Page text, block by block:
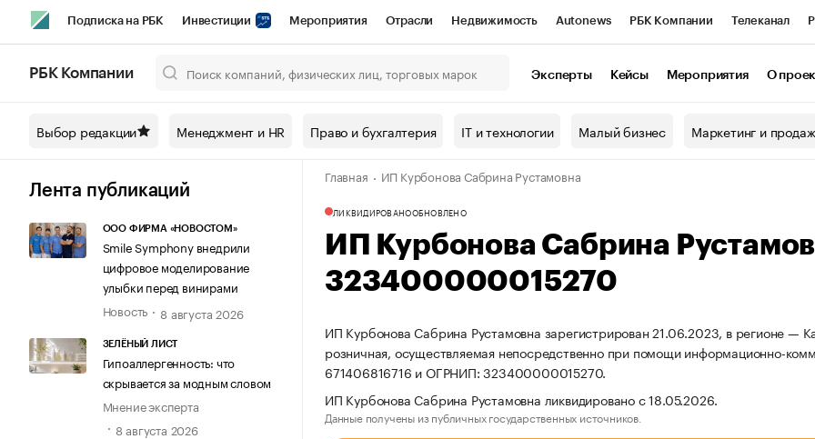
Подписка на РБК Инвестиции Мероприятия Отрасли Недвижимость Autonews РБК Компании Телеканал
Спецпроекты СПб Конференции СПб Спецпроекты Проверка контрагентов
Технологии и медиа Рынок наличной валюты
РБК Компании Эксперты Кейсы Мероприятия О
Выбор редакции Менеджмент и HR Право и бухгалтерия IT и технологии Малый бизнес Маркетинг и
Лента публикаций
ООО ФИРМА «НОВОСТОМ»
Smile Symphony внедрили
цифровое моделирование
улыбки перед винирами
Новость
8 августа 2026
ЗЕЛЁНЫЙ ЛИСТ
Гипоаллергенность: что
скрывается за модным словом
Мнение эксперта
8 августа 2026
Главная ИП Курбонова Сабрина Рустамовна
ЛИКВИДИРОВАНООБНОВЛЕНО
ИП Курбонова Сабрина
323400000015270
ИП Курбонова Сабрина Рустамовна зарегистрирован 21.06.2023, в регионе —
розничная, осуществляемая непосредственно при помощи информационно-
671406816716 и ОГРНИП: 323400000015270.
ИП Курбонова Сабрина Рустамовна ликвидировано с 18.05.2026.
Данные получены из публичных государственных источников.